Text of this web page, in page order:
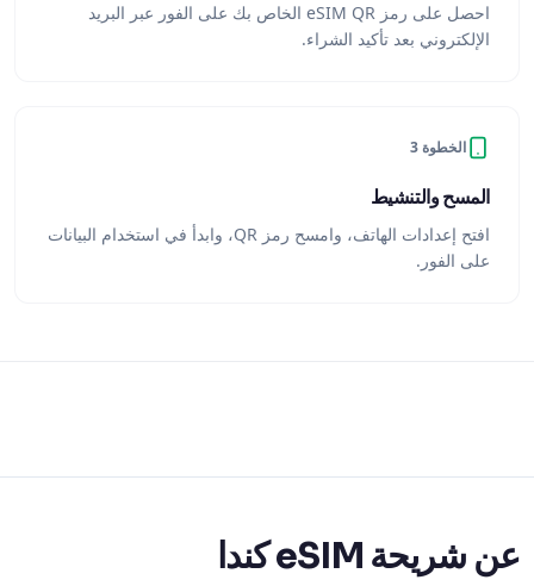
احصل على رمز eSIM QR الخاص بك على الفور عبر البريد
الإلكتروني بعد تأكيد الشراء.
الخطوة 3
المسح والتنشيط
افتح إعدادات الهاتف، وامسح رمز QR، وابدأ في استخدام البيانات
على الفور.
عن شريحة eSIM كندا